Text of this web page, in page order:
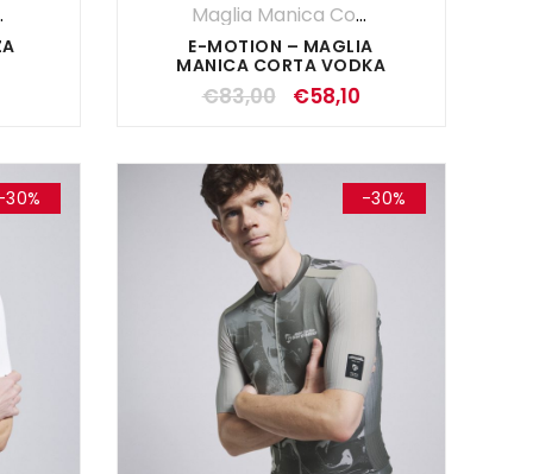
Maglia Manica Corta
E-MOTION – MAGLIA
MANICA CORTA VODKA
€83,00 €58,10
-30%